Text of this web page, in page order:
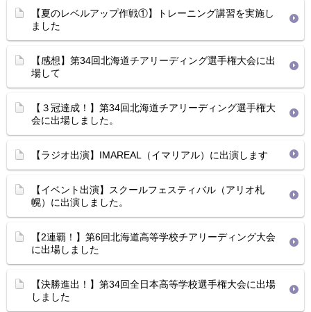
【夏のレベルアップ作戦①】トレーニング講習を実施し
ました
【感想】第34回北海道チアリーディング選手権大会に出
場して
【３冠達成！】第34回北海道チアリーディング選手権大
会に出場しました。
【ラジオ出演】IMAREAL（イマリアル）に出演します
【イベント出演】スクールフェスティバル（アリオ札
幌）に出演しました。
【2連覇！】第6回北海道高等学校チアリーディング大会
に出場しました
【決勝進出！】第34回全日本高等学校選手権大会に出場
しました